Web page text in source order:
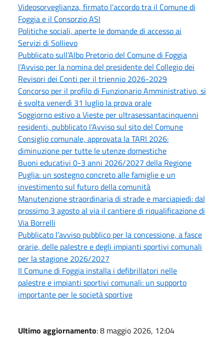
Videosorveglianza, firmato l’accordo tra il Comune di
Foggia e il Consorzio ASI
Politiche sociali, aperte le domande di accesso ai
Servizi di Sollievo
Pubblicato sull’Albo Pretorio del Comune di Foggia
l’Avviso per la nomina del presidente del Collegio dei
Revisori dei Conti per il triennio 2026-2029
Concorso per il profilo di Funzionario Amministrativo, si
è svolta venerdì 31 luglio la prova orale
Soggiorno estivo a Vieste per ultrasessantacinquenni
residenti, pubblicato l’Avviso sul sito del Comune
Consiglio comunale, approvata la TARI 2026:
diminuzione per tutte le utenze domestiche
Buoni educativi 0-3 anni 2026/2027 della Regione
Puglia: un sostegno concreto alle famiglie e un
investimento sul futuro della comunità
Manutenzione straordinaria di strade e marciapiedi: dal
prossimo 3 agosto al via il cantiere di riqualificazione di
Via Borrelli
Pubblicato l’avviso pubblico per la concessione, a fasce
orarie, delle palestre e degli impianti sportivi comunali
per la stagione 2026/2027
Il Comune di Foggia installa i defibrillatori nelle
palestre e impianti sportivi comunali: un supporto
importante per le società sportive
Ultimo aggiornamento: 8 maggio 2026, 12:04